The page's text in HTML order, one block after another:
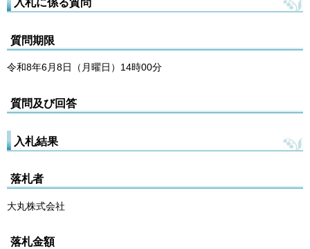
質問期限
令和8年6月8日（月曜日）14時00分
質問及び回答
入札結果
落札者
大丸株式会社
落札金額